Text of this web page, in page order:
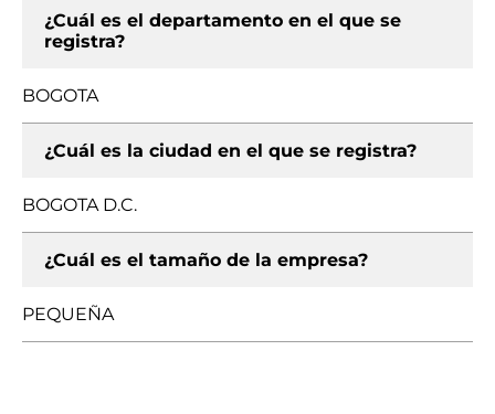
¿Cuál es el departamento en el que se
registra?
BOGOTA
¿Cuál es la ciudad en el que se registra?
BOGOTA D.C.
¿Cuál es el tamaño de la empresa?
PEQUEÑA